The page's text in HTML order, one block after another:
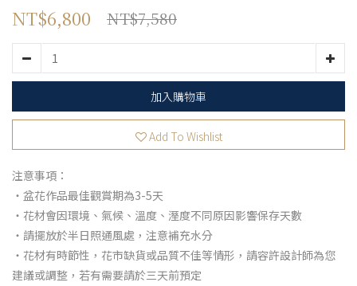
NT$6,800 NT$7,580
加入購物車
Add To Wishlist
注意事項：
・盆花作品最佳觀賞期為3-5天
・花材會因環境、氣候、溫度、溼度不同原因影響保存天數
・請擺放於半日照通風處，注意補充水分
・花材有時節性，花市缺貨或品質不佳等情形，請容許設計師為您
建議或調整，若有需要請於三天前預定